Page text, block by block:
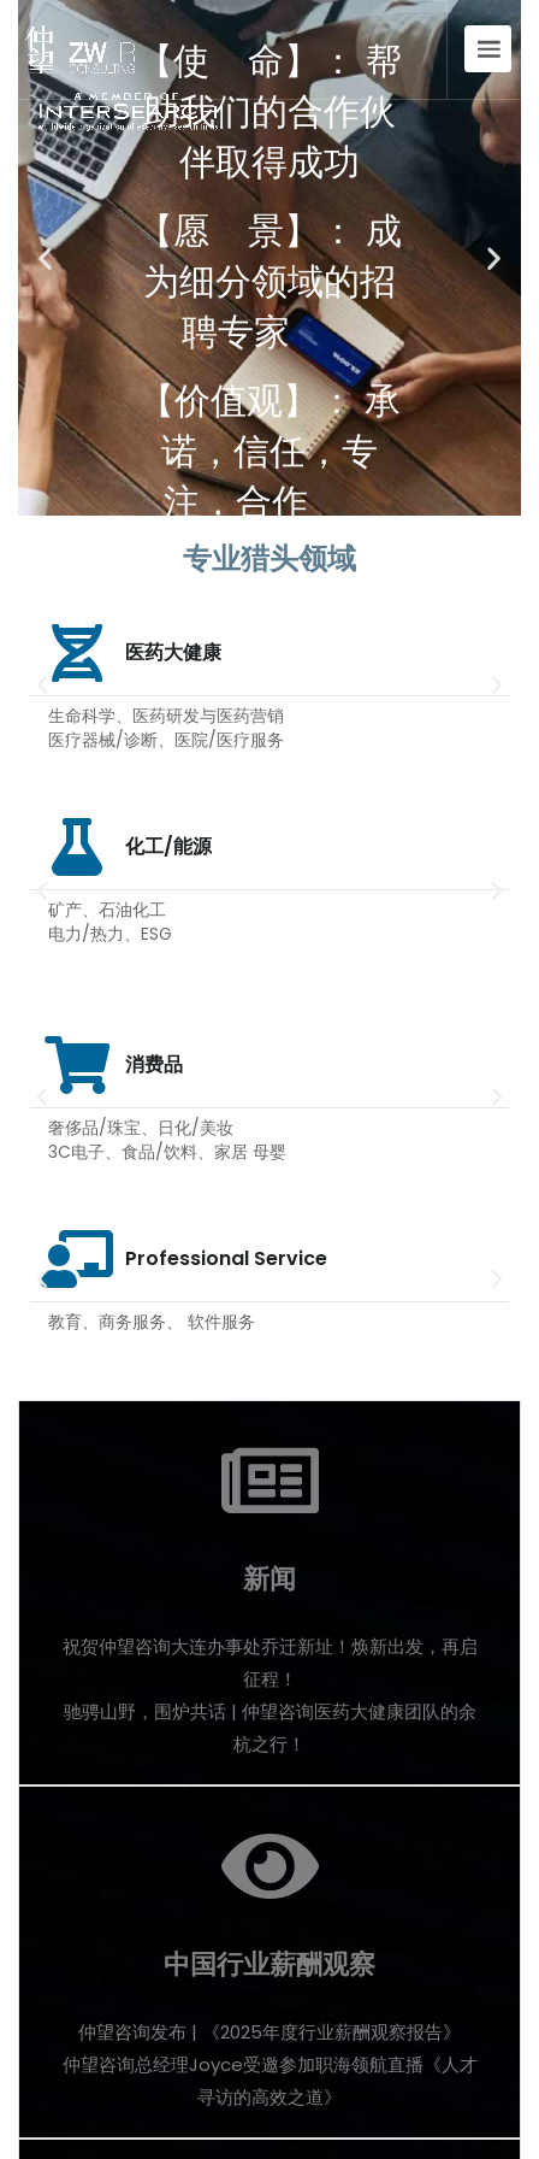
【使 命】： 帮
助我们的合作伙
伴取得成功
【愿 景】： 成
为细分领域的招
聘专家
【价值观】： 承
诺，信任，专
注，合作
专业猎头领域
医药大健康
生命科学、医药研发与医药营销
医疗器械/诊断、医院/医疗服务
化工/能源
矿产、石油化工
电力/热力、ESG
消费品
奢侈品/珠宝、日化/美妆
3C电子、食品/饮料、家居 母婴
Professional Service
教育、商务服务、 软件服务
新闻
祝贺仲望咨询大连办事处乔迁新址！焕新出发，再启
征程！
驰骋山野，围炉共话 | 仲望咨询医药大健康团队的余
杭之行！
中国行业薪酬观察
仲望咨询发布 | 《2025年度行业薪酬观察报告》
仲望咨询总经理Joyce受邀参加职海领航直播《人才
寻访的高效之道》